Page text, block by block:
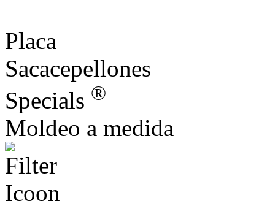
Placa
Sacacepellones
Specials ®
Moldeo a medida